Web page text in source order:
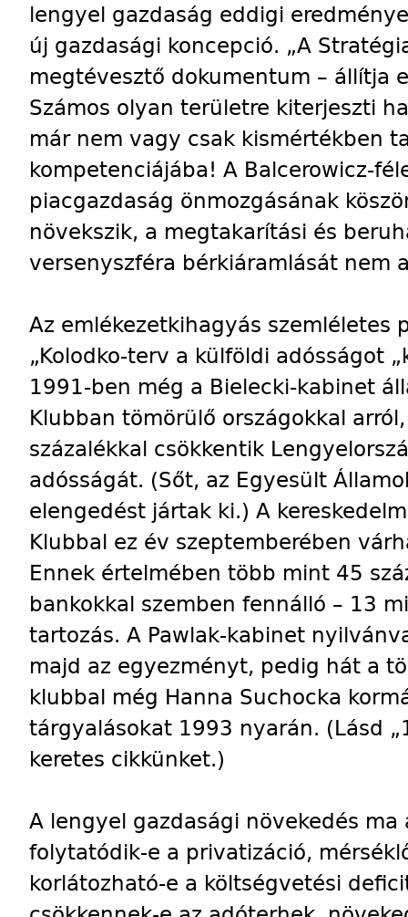
lengyel gazdaság eddigi
új gazdasági koncepció. „A
megtévesztő dokumentum – állítja
Számos olyan területre kiterjeszti
már nem vagy csak kismértékben
kompetenciájába! A Balcerowicz-
piacgazdaság önmozgásának
növekszik, a megtakarítási és
versenyszféra bérkiáramlását nem
Az emlékezetkihagyás szemléletes
„Kolodko-terv a külföldi adósságot
1991-ben még a Bielecki-kabinet
Klubban tömörülő országokkal
százalékkal csökkentik
adósságát. (Sőt, az Egyesült
elengedést jártak ki.) A
Klubbal ez év szeptemberében
Ennek értelmében több mint 45
bankokkal szemben fennálló – 13
tartozás. A Pawlak-kabinet
majd az egyezményt, pedig hát a
klubbal még Hanna Suchocka
tárgyalásokat 1993 nyarán. (Lásd
keretes cikkünket.)
A lengyel gazdasági növekedés
folytatódik-e a privatizáció,
korlátozható-e a költségvetési